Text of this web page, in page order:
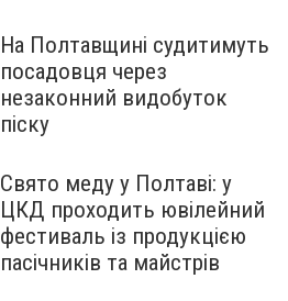
На Полтавщині судитимуть
посадовця через
незаконний видобуток
піску
Свято меду у Полтаві: у
ЦКД проходить ювілейний
фестиваль із продукцією
пасічників та майстрів